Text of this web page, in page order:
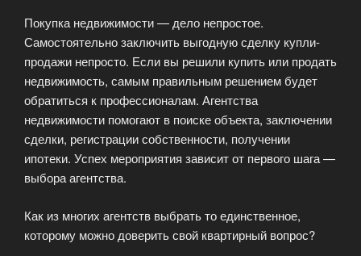
квалифицированно
и
надежно.»
Покупка недвижимости — дело непростое.
Самостоятельно заключить выгодную сделку купли-
продажи непросто. Если вы решили купить или продать
недвижимость, самым правильным решением будет
обратиться к профессионалам. Агентства
недвижимости помогают в поиске объекта, заключении
сделки, регистрации собственности, получении
ипотеки. Успех мероприятия зависит от первого шага —
выбора агентства.
Как из многих агентств выбрать то единственное,
которому можно доверить свой квартирный вопрос?